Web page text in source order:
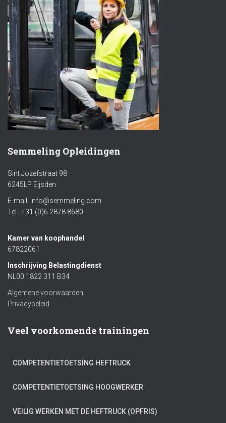
Semmeling Opleidingen
Sint Jozefstraat 98
6245LP Eijsden
E-mail: info@semmeling.com
Tel.: +31 (0)6 2878 8680
Kamer van koophandel
67822061
Inschrijving Belastingdienst
NL00 1822 311 B34
Algemene voorwaarden
Privacybeleid
Veel voorkomende trainingen
COMPETENTIETOETSING HEFTRUCK
COMPETENTIETOETSING HOOGWERKER
VEILIG WERKEN MET DE HEFTRUCK (OPFRIS)